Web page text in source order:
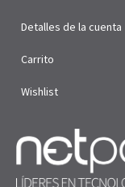
Detalles de la cuenta
Carrito
Wishlist